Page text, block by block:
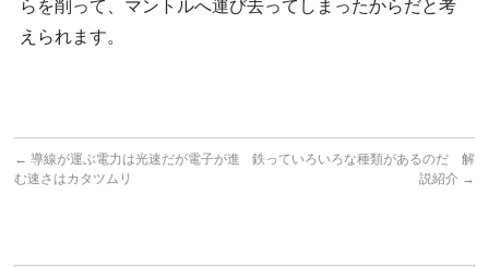
らを削って、マントルへ運び去ってしまったからだと考
えられます。
← 導線が運ぶ電力は光速だが電子が進
む速さはカタツムリ
鉄っていろいろな種類があるのだ 解
説紹介 →